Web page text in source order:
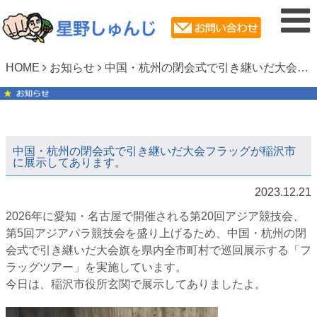
HOME お知らせ 中国・杭州の閉会式で引き継いだ大会フラッグが稲沢市に展示してあります。
中国・杭州の閉会式で引き継いだ大会フラッグが稲沢市
に展示してあります。
2023.12.21
2026年に愛知・名古屋で開催される第20回アジア競技会、
第5回アジアパラ競技会を盛り上げるため、中国・杭州の閉
会式で引き継いだ大会旗を県内全市町村で巡回展示する「フ
ラッグツアー」を実施しています。
今日は、稲沢市役所玄関で展示してありましたよ。